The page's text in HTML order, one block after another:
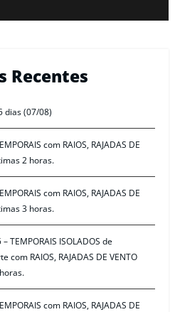
Recentes
dias (07/08)
com RAIOS, RAJADAS DE
2 horas.
com RAIOS, RAJADAS DE
3 horas.
TEMPORAIS ISOLADOS de
RAIOS, RAJADAS DE VENTO
com RAIOS, RAJADAS DE